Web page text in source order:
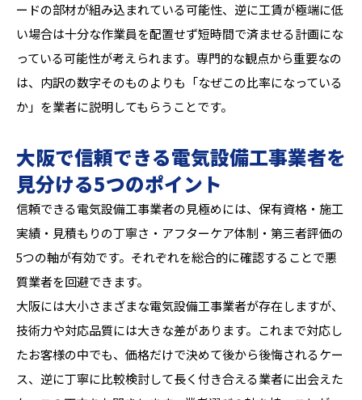
ードの部材が組み込まれている可能性、逆に工賃が極端に低
い場合は十分な作業員を配置せず短時間で済ませる計画にな
っている可能性が考えられます。専門的な観点から重要なの
は、内訳の数字そのものよりも「なぜこの比率になっている
か」を業者に説明してもらうことです。
大阪で信頼できる電気設備工事業者を
見分ける5つのポイント
信頼できる電気設備工事業者の見極めには、保有資格・施工
実績・見積もりの丁寧さ・アフターケア体制・第三者評価の
5つの軸が有効です。それぞれを総合的に確認することで悪
質業者を回避できます。
大阪には大小さまざまな電気設備工事業者が存在しますが、
技術力や対応品質には大きな差があります。これまで対応し
たお客様の中でも、価格だけで決めて後から後悔されるケー
ス、逆に丁寧に比較検討して長く付き合える業者に出会えた